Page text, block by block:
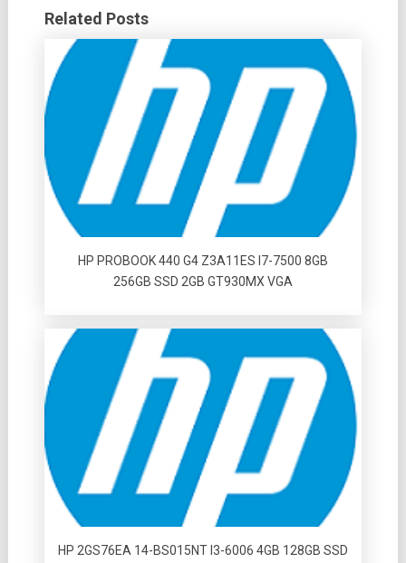
Related Posts
HP PROBOOK 440 G4 Z3A11ES I7-7500 8GB
256GB SSD 2GB GT930MX VGA
HP 2GS76EA 14-BS015NT I3-6006 4GB 128GB SSD